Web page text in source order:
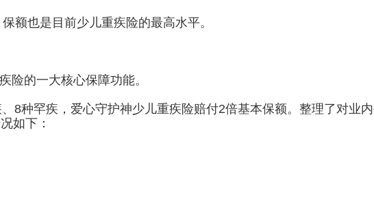
额也是目前少儿重疾险的最高水平。
险的一大核心保障功能。
8种罕疾，爱心守护神少儿重疾险赔付2倍基本保额。整理了对业
如下：